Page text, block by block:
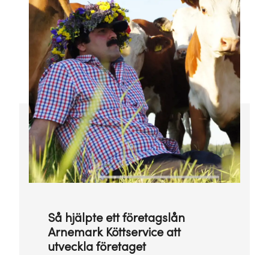
Så hjälpte ett företagslån
Arnemark Köttservice att
utveckla företaget